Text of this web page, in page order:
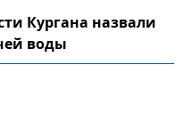
Кургана назвали
воды